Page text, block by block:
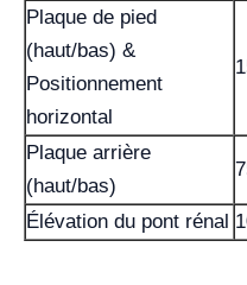
Plaque de pied
(haut/bas) &
Positionnement
horizontal
Plaque arrière
(haut/bas)
Élévation du pont rénal